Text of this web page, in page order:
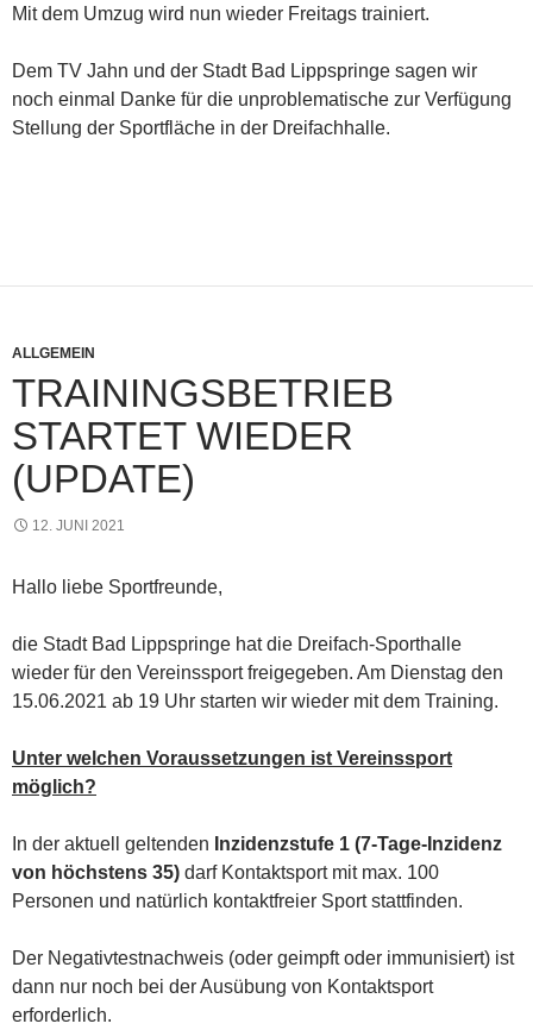
Mit dem Umzug wird nun wieder Freitags trainiert.
Dem TV Jahn und der Stadt Bad Lippspringe sagen wir
noch einmal Danke für die unproblematische zur Verfügung
Stellung der Sportfläche in der Dreifachhalle.
ALLGEMEIN
TRAININGSBETRIEB
STARTET WIEDER
(UPDATE)
12. JUNI 2021
Hallo liebe Sportfreunde,
die Stadt Bad Lippspringe hat die Dreifach-Sporthalle
wieder für den Vereinssport freigegeben. Am Dienstag den
15.06.2021 ab 19 Uhr starten wir wieder mit dem Training.
Unter welchen Voraussetzungen ist Vereinssport
möglich?
In der aktuell geltenden Inzidenzstufe 1 (7-Tage-Inzidenz
von höchstens 35) darf Kontaktsport mit max. 100
Personen und natürlich kontaktfreier Sport stattfinden.
Der Negativtestnachweis (oder geimpft oder immunisiert) ist
dann nur noch bei der Ausübung von Kontaktsport
erforderlich.